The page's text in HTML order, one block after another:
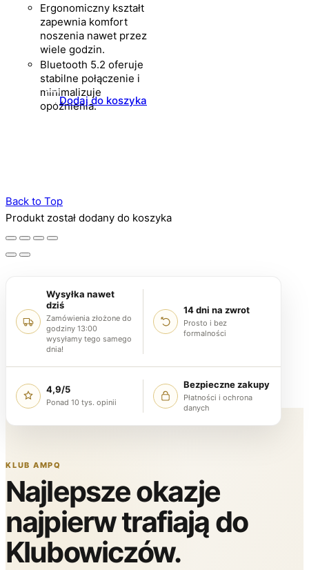
Ergonomiczny kształt
zapewnia komfort
noszenia nawet przez
wiele godzin.
Bluetooth 5.2 oferuje
stabilne połączenie i
minimalizuje
opóźnienia.
Dodaj do koszyka
Back to Top
Produkt został dodany do koszyka
Wysyłka nawet
dziś
Zamówienia złożone do
godziny 13:00
wysyłamy tego samego
dnia!
14 dni na zwrot
Prosto i bez
formalności
4,9/5
Ponad 10 tys. opinii
Bezpieczne zakupy
Płatności i ochrona
danych
KLUB AMPQ
Najlepsze okazje
najpierw trafiają do
Klubowiczów.